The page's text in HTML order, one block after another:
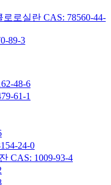
로실란 CAS: 78560-44-
89-3
48-6
61-1
24-0
CAS: 1009-93-4